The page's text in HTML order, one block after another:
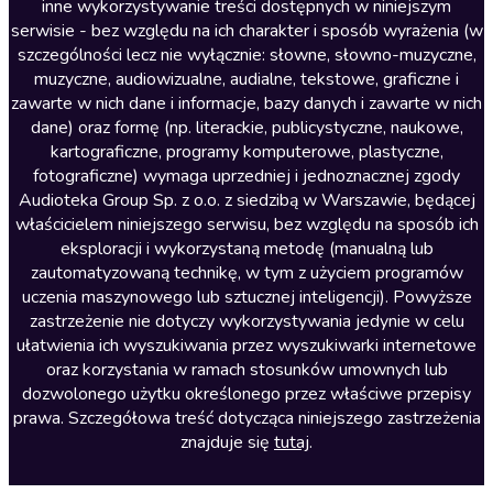
Literatura faktu
Literatura obyczajowa
Literatura piękna obca
Literatura piękna polska
Nagrania relaksacyjne
Nauka języków
Nauki humanistyczne
Podcasty i audycje
Polityka
Prasa
Religia
Romans
inne wykorzystywanie treści dostępnych w niniejszym
serwisie - bez względu na ich charakter i sposób wyrażenia (w
szczególności lecz nie wyłącznie: słowne, słowno-muzyczne,
muzyczne, audiowizualne, audialne, tekstowe, graficzne i
zawarte w nich dane i informacje, bazy danych i zawarte w nich
dane) oraz formę (np. literackie, publicystyczne, naukowe,
kartograficzne, programy komputerowe, plastyczne,
fotograficzne) wymaga uprzedniej i jednoznacznej zgody
Audioteka Group Sp. z o.o. z siedzibą w Warszawie, będącej
właścicielem niniejszego serwisu, bez względu na sposób ich
eksploracji i wykorzystaną metodę (manualną lub
zautomatyzowaną technikę, w tym z użyciem programów
uczenia maszynowego lub sztucznej inteligencji). Powyższe
zastrzeżenie nie dotyczy wykorzystywania jedynie w celu
ułatwienia ich wyszukiwania przez wyszukiwarki internetowe
oraz korzystania w ramach stosunków umownych lub
dozwolonego użytku określonego przez właściwe przepisy
prawa. Szczegółowa treść dotycząca niniejszego zastrzeżenia
znajduje się tutaj.